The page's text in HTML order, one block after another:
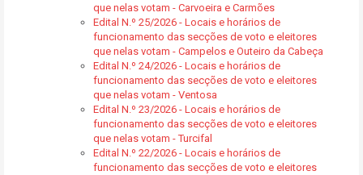
que nelas votam - Carvoeira e Carmões
Edital N.º 25/2026 - Locais e horários de
funcionamento das secções de voto e eleitores
que nelas votam - Campelos e Outeiro da Cabeça
Edital N.º 24/2026 - Locais e horários de
funcionamento das secções de voto e eleitores
que nelas votam - Ventosa
Edital N.º 23/2026 - Locais e horários de
funcionamento das secções de voto e eleitores
que nelas votam - Turcifal
Edital N.º 22/2026 - Locais e horários de
funcionamento das secções de voto e eleitores